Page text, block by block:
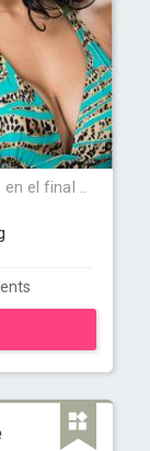
el final ..